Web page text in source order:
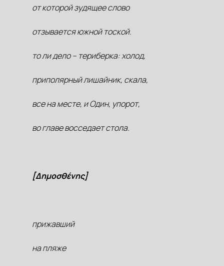
от которой зудящее слово
отзывается южной тоской.
то ли дело – териберка: холод,
приполярный лишайник, скала,
все на месте, и Один, упорот,
во главе восседает стола.
[Δημοσθένης]
прижавший
на пляже